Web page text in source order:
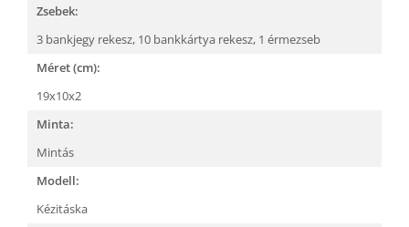
Zsebek:
3 bankjegy rekesz, 10 bankkártya rekesz, 1 érmezseb
Méret (cm):
19x10x2
Minta:
Mintás
Modell:
Kézitáska